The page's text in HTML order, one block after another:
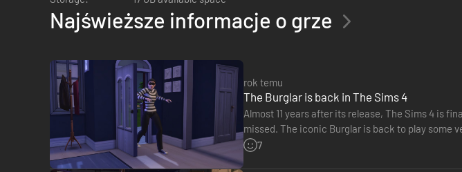
Najświeższe informacje o grze
rok temu
The Burglar is back in The Sims 4
Almost 11 years after its release, The Sims 4 is
missed. The iconic Burglar is back to play some
into our Sims'…
7